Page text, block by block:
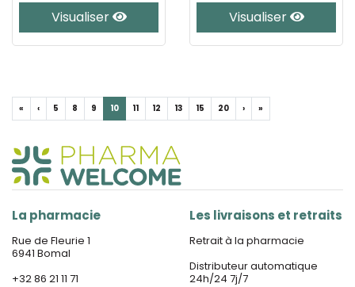
Visualiser Visualiser
« ‹ 5 8 9 10 11 12 13 15 20 › »
La pharmacie
Rue de Fleurie 1
6941 Bomal
+32 86 21 11 71
Les livraisons et retraits
Retrait à la pharmacie
Distributeur automatique
24h/24 7j/7